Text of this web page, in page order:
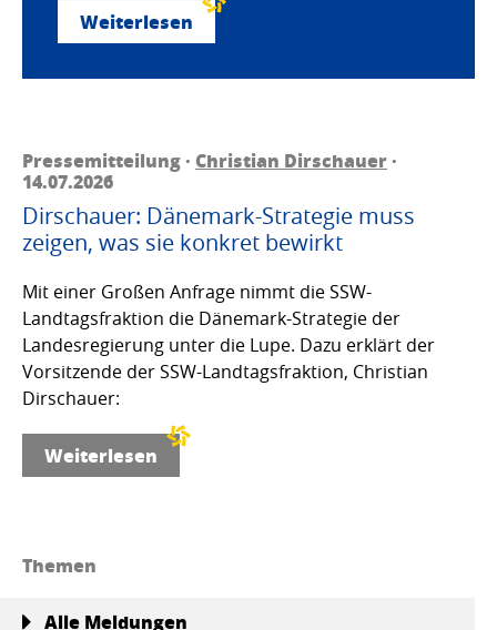
Weiterlesen
Pressemitteilung · Christian Dirschauer·
14.07.2026
Dirschauer: Dänemark-Strategie muss
zeigen, was sie konkret bewirkt
Mit einer Großen Anfrage nimmt die SSW-
Landtagsfraktion die Dänemark-Strategie der
Landesregierung unter die Lupe. Dazu erklärt der
Vorsitzende der SSW-Landtagsfraktion, Christian
Dirschauer:
Weiterlesen
Themen
Alle Meldungen